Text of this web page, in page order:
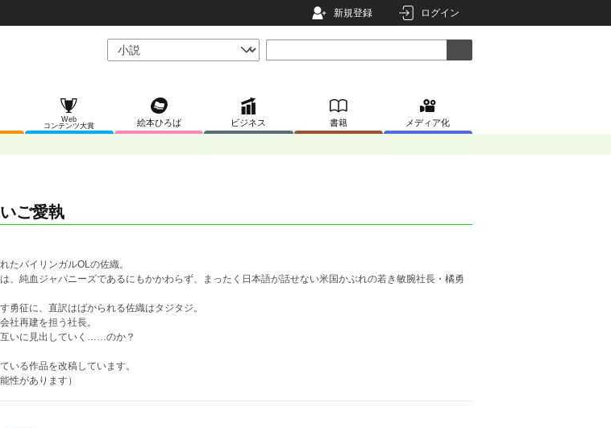
新規登録 ログイン
Web
コンテンツ大賞
絵本ひろば ビジネス 書籍 メディア化
ご愛執
たバイリンガルOLの佐織。
、純血ジャパニーズであるにもかかわらず、まったく日本語が話せない米国かぶれの若き敏腕社長・橘勇
勇征に、直訳はばかられる佐織はタジタジ。
社再建を担う社長。
いに見出していく……のか？
いる作品を改稿しています。
性があります）